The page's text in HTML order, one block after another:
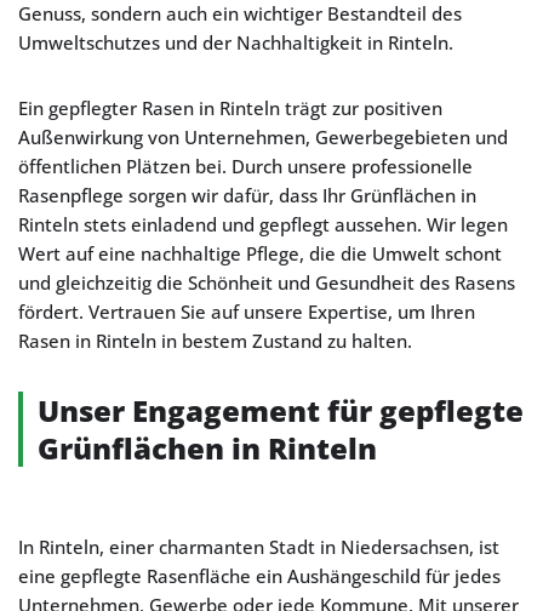
Genuss, sondern auch ein wichtiger Bestandteil des
Umweltschutzes und der Nachhaltigkeit in Rinteln.
Ein gepflegter Rasen in Rinteln trägt zur positiven
Außenwirkung von Unternehmen, Gewerbegebieten und
öffentlichen Plätzen bei. Durch unsere professionelle
Rasenpflege sorgen wir dafür, dass Ihr Grünflächen in
Rinteln stets einladend und gepflegt aussehen. Wir legen
Wert auf eine nachhaltige Pflege, die die Umwelt schont
und gleichzeitig die Schönheit und Gesundheit des Rasens
fördert. Vertrauen Sie auf unsere Expertise, um Ihren
Rasen in Rinteln in bestem Zustand zu halten.
Unser Engagement für gepflegte
Grünflächen in Rinteln
In Rinteln, einer charmanten Stadt in Niedersachsen, ist
eine gepflegte Rasenfläche ein Aushängeschild für jedes
Unternehmen, Gewerbe oder jede Kommune. Mit unserer